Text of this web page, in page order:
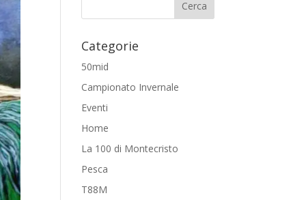
Categorie
50mid
Campionato Invernale
Eventi
Home
La 100 di Montecristo
Pesca
T88M